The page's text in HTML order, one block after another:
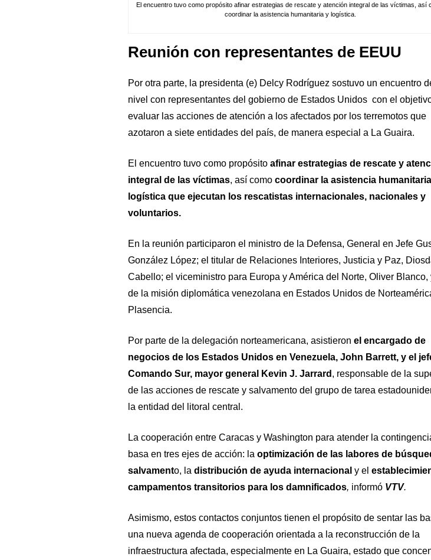
El encuentro tuvo como propósito afinar estrategias de rescate y atención integral de las víctimas, así
coordinar la asistencia humanitaria y logística.
Reunión con representantes de EEUU
Por otra parte, la presidenta (e) Delcy Rodríguez sostuvo un encuentro
nivel con representantes del gobierno de Estados Unidos con el
evaluar las acciones de atención a los afectados por los terremotos que
azotaron a siete entidades del país, de manera especial a La Guaira.
​El encuentro tuvo como propósitoafinar estrategias de rescate y
integral de las víctimas, así como coordinar la asistencia
logística que ejecutan los rescatistas internacionales, nacionales y
voluntarios.
​En la reunión participaron el ministro de la Defensa, General en Jefe
González López; el titular de Relaciones Interiores, Justicia y Paz,
Cabello; el viceministro para Europa y América del Norte, Oliver Blanco,
de la misión diplomática venezolana en Estados Unidos de
Plasencia.
​Por parte de la delegación norteamericana, asistieron el encargado de
negocios de los Estados Unidos en Venezuela, John Barrett, y el
Comando Sur, mayor general Kevin J. Jarrard , responsable de la
de las acciones de rescate y salvamento del grupo de tarea
la entidad del litoral central.
La cooperación entre Caracas y Washington para atender la
basa en tres ejes de acción: la optimización de las labores de
salvamento, la distribución de ayuda internacional y el
campamentos transitorios para los damnificados, informó VTV.
​Asimismo, estos contactos conjuntos tienen el propósito de sentar las
una nueva agenda de cooperación orientada a la reconstrucción de la
infraestructura afectada, especialmente en La Guaira, estado que